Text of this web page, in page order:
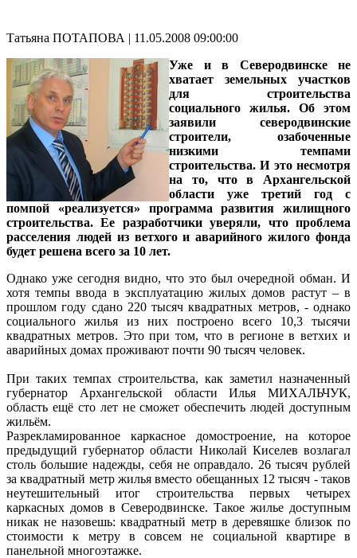
Татьяна ПОТАПОВА | 11.05.2008 09:00:00
Уже и в Северодвинске не
хватает земельных участков
для строительства
социального жилья. Об этом
заявили северодвинские
строители, озабоченные
низкими темпами
строительства. И это несмотря
на то, что в Архангельской
области уже третий год с
помпой «реализуется» программа развития жилищного
строительства. Ее разработчики уверяли, что проблема
расселения людей из ветхого и аварийного жилого фонда
будет решена всего за 10 лет.
Однако уже сегодня видно, что это был очередной обман. И
хотя темпы ввода в эксплуатацию жилых домов растут – в
прошлом году сдано 220 тысяч квадратных метров, - однако
социального жилья из них построено всего 10,3 тысячи
квадратных метров. Это при том, что в регионе в ветхих и
аварийных домах проживают почти 90 тысяч человек.
При таких темпах строительства, как заметил назначенный
губернатор Архангельской области Илья МИХАЛЬЧУК,
область ещё сто лет не сможет обеспечить людей доступным
жильём.
Разрекламированное каркасное домостроение, на которое
предыдущий губернатор области Николай Киселев возлагал
столь большие надежды, себя не оправдало. 26 тысяч рублей
за квадратный метр жилья вместо обещанных 12 тысяч - таков
неутешительный итог строительства первых четырех
каркасных домов в Северодвинске. Такое жилье доступным
никак не назовешь: квадратный метр в деревяшке близок по
стоимости к метру в совсем не социальной квартире в
панельной многоэтажке.